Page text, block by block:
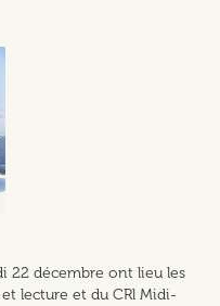
22 décembre ont lieu les
et lecture et du CRl Midi-